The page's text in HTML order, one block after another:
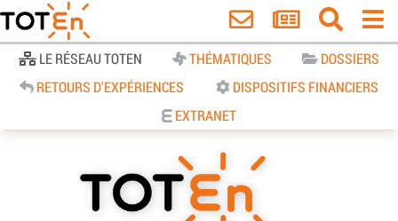
LE RÉSEAU TOTEN THÉMATIQUES
DOSSIERS
RETOURS D'EXPÉRIENCES
DISPOSITIFS FINANCIERS
EXTRANET